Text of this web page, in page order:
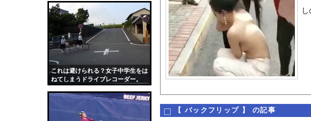
これは避けられる？女子中学生をは
ねてしまうドライブレコーダー。
中国「大洪水！」中国ダム「決壊」地元民「公式発
韓国国会、サッカー前代表監督を追及「なぜ負けたの
日本旅行キャンセルすべきか…1万年ぶり史上最大級
うちのネコが目の前にいた。私が上に物を投げるフ
【超絶悲報】婚活女子さん、残酷な現実に気付いて
【Xの車窓から】オービスかと思ったら野生の炊飯
AI活用すればするほど残業が増える現実
【画像】福岡、こんなのが普通に走ってるｗｗｗｗ
【 バックフリップ 】 の記事